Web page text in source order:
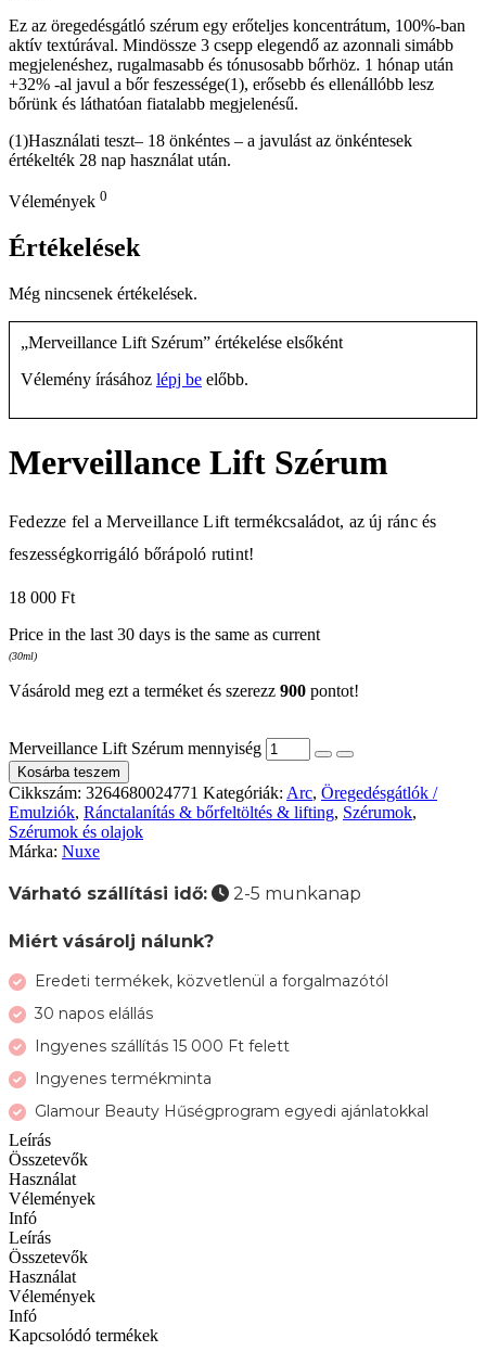
Ez az öregedésgátló szérum egy erőteljes koncentrátum, 100%-ban
aktív textúrával. Mindössze 3 csepp elegendő az azonnali simább
megjelenéshez, rugalmasabb és tónusosabb bőrhöz. 1 hónap után
+32% -al javul a bőr feszessége(1), erősebb és ellenállóbb lesz
bőrünk és láthatóan fiatalabb megjelenésű.
(1)Használati teszt– 18 önkéntes – a javulást az önkéntesek
értékelték 28 nap használat után.
Vélemények 0
Értékelések
Még nincsenek értékelések.
„Merveillance Lift Szérum” értékelése elsőként
Vélemény írásához lépj be előbb.
Merveillance Lift Szérum
Fedezze fel a Merveillance Lift termékcsaládot, az új ránc és
feszességkorrigáló bőrápoló rutint!
18 000 Ft
Price in the last 30 days is the same as current
(30ml)
Vásárold meg ezt a terméket és szerezz 900 pontot!
Merveillance Lift Szérum mennyiség
Kosárba teszem
Cikkszám: 3264680024771 Kategóriák: Arc, Öregedésgátlók /
Emulziók, Ránctalanítás & bőrfeltöltés & lifting, Szérumok,
Szérumok és olajok
Márka: Nuxe
Várható szállítási idő: 2-5 munkanap
Miért vásárolj nálunk?
Eredeti termékek, közvetlenül a forgalmazótól
30 napos elállás
Ingyenes szállítás 15 000 Ft felett
Ingyenes termékminta
Glamour Beauty Hűségprogram egyedi ajánlatokkal
Leírás
Összetevők
Használat
Vélemények
Infó
Leírás
Összetevők
Használat
Vélemények
Infó
Kapcsolódó termékek